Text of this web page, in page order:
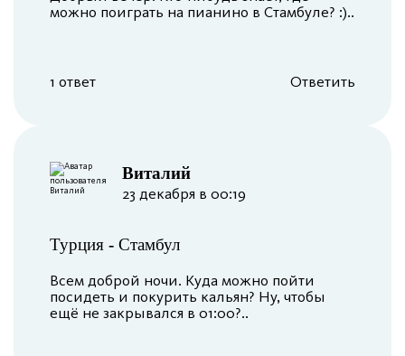
можно поиграть на пианино в Стамбуле? :)..
1 ответ Ответить
Виталий
23 декабря в 00:19
Турция - Стамбул
Всем доброй ночи. Куда можно пойти
посидеть и покурить кальян? Ну, чтобы
ещё не закрывался в 01:00?..